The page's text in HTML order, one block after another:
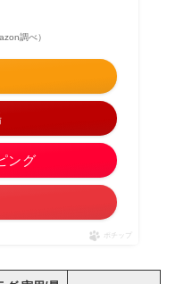
調べ）
ング
ポチップ